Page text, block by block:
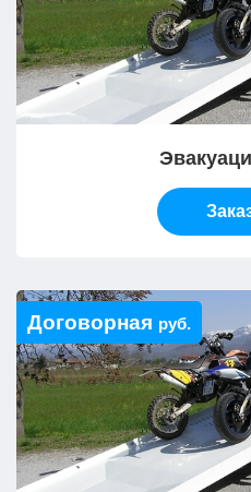
Договорная руб.